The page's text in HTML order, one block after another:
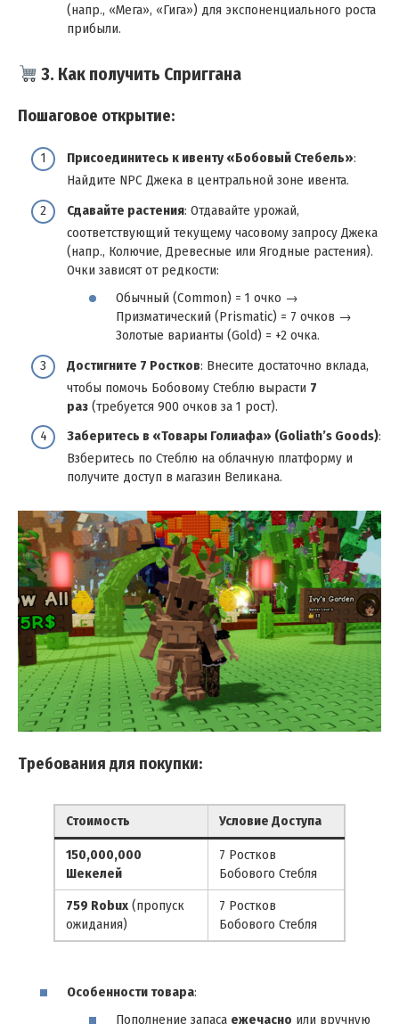
(напр., «Мега», «Гига») для экспоненциального роста
прибыли.
3. Как получить Сприггана
Пошаговое открытие:
Присоединитесь к ивенту «Бобовый Стебель»:
Найдите NPC Джека в центральной зоне ивента.
Сдавайте растения: Отдавайте урожай,
соответствующий текущему часовому запросу Джека
(напр., Колючие, Древесные или Ягодные растения).
Очки зависят от редкости:
Обычный (Common) = 1 очко →
Призматический (Prismatic) = 7 очков →
Золотые варианты (Gold) = +2 очка.
Достигните 7 Ростков: Внесите достаточно вклада,
чтобы помочь Бобовому Стеблю вырасти 7
раз (требуется 900 очков за 1 рост).
Заберитесь в «Товары Голиафа» (Goliath’s Goods):
Взберитесь по Стеблю на облачную платформу и
получите доступ в магазин Великана.
Требования для покупки:
Стоимость Условие Доступа
150,000,000
Шекелей
7 Ростков
Бобового Стебля
759 Robux (пропуск
ожидания)
7 Ростков
Бобового Стебля
Особенности товара:
Пополнение запаса ежечасно или вручную